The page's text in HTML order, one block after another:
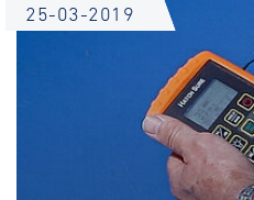
25-03-2019